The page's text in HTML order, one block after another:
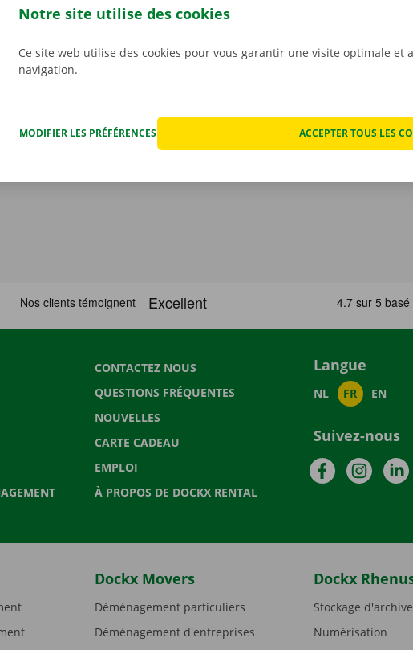
transports publics. Vous comptez venir en voiture ou à vélo ?
location.
CONTACTEZ NOUS
QUESTIONS FRÉQUENTES
NOUVELLES
CARTE CADEAU
EMPLOI
À PROPOS DE DOCKX RENTAL
Langue
NL FR EN
Suivez-nous
Facebook
Dockx Movers
Déménagement particuliers
Déménagement d'entreprises
Dockx
Stockage
Numérisation
Notre site utilise des cookies
Ce site web utilise des cookies pour vous garantir une visite optimale et
navigation.
MODIFIER LES PRÉFÉRENCES ACCEPTER TOUS LES